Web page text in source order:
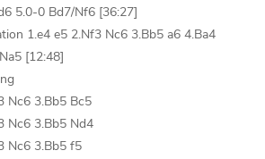
5.0-0 Bd7/Nf6 [36:27]
1.e4 e5 2.Nf3 Nc6 3.Bb5 a6 4.Ba4
[12:48]
Nc6 3.Bb5 Bc5
Nc6 3.Bb5 Nd4
Nc6 3.Bb5 f5